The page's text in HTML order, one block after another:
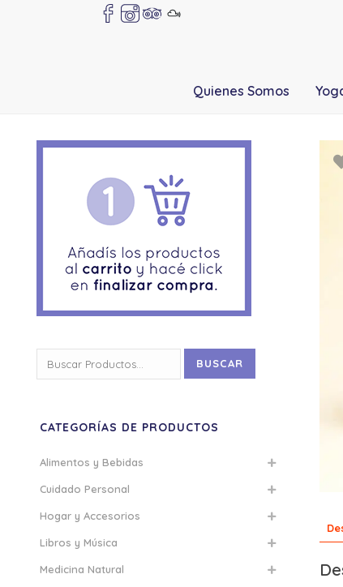
Quienes Somos
por:
BUSCAR
CATEGORÍAS DE PRODUCTOS
Alimentos y Bebidas
Cuidado Personal
Hogar y Accesorios
Libros y Música
Medicina Natural